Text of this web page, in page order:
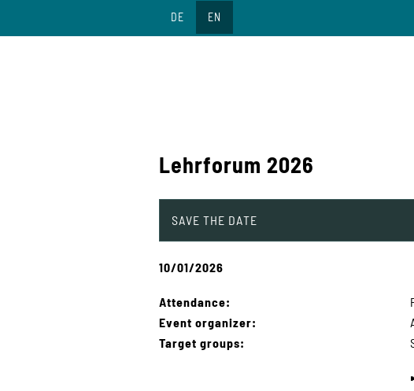
DE EN
Lehrforum 2026
SAVE THE DATE
10/01/2026
Attendance:
Event organizer:
Target groups: